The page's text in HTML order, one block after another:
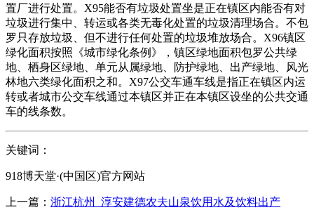
置厂进行处置。X95能否有垃圾处置坐是正在镇区内能否有对
垃圾进行集中、转运或各类无毒化处置的垃圾清理场合。不包
罗只存放垃圾、但不进行任何处置的垃圾堆放场合。X96镇区
绿化面积按照《城市绿化条例》，镇区绿地面积包罗公共绿
地、栖身区绿地、单元从属绿地、防护绿地、出产绿地、风光
林地六类绿化面积之和。X97公交车通车线是指正在镇区内运
转或者城市公交车线通过本镇区并正在本镇区设坐的公共交通
车的线条数。
关键词：
918博天堂·(中国区)官方网站
上一篇： 浙江杭州_淳安建德农夫山泉饮用水及饮料出产